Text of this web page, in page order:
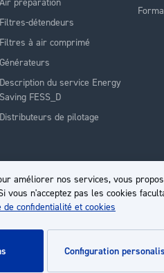
améliorer nos services, vous
vous n'acceptez pas les cookies
de confidentialité et cookies
configuration
Filtres-détendeurs
Filtres à air comprimé
Générateurs
Description du service Energy
Saving FESS_D
Distributeurs de pilotage
réservés - Propulsé par